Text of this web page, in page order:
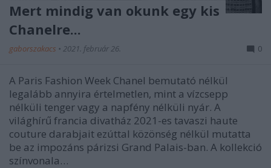
Mert mindig van okunk egy kis
Chanelre...
gaborszakacs • 2021. február 26. 0
A Paris Fashion Week Chanel bemutató nélkül
legalább annyira értelmetlen, mint a vízcsepp
nélküli tenger vagy a napfény nélküli nyár. A
világhírű francia divatház 2021-es tavaszi haute
couture darabjait ezúttal közönség nélkül mutatta
be az impozáns párizsi Grand Palais-ban. A kollekció
színvonala…